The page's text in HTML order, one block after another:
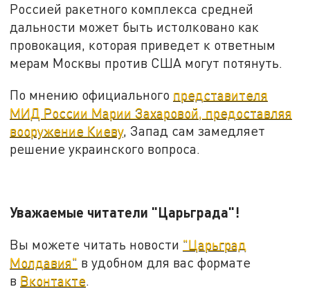
Россией ракетного комплекса средней
дальности может быть истолковано как
провокация, которая приведет к ответным
мерам Москвы против США могут потянуть.
По мнению официального представителя
МИД России Марии Захаровой, предоставляя
вооружение Киеву, Запад сам замедляет
решение украинского вопроса.
Уважаемые читатели "Царьграда"!
Вы можете читать новости "Царьград
Молдавия" в удобном для вас формате
в Вконтакте.